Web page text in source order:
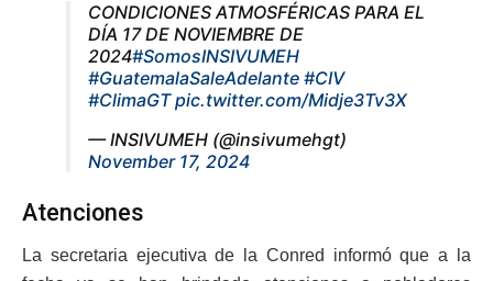
CONDICIONES ATMOSFÉRICAS PARA EL
DÍA 17 DE NOVIEMBRE DE
2024#SomosINSIVUMEH
#GuatemalaSaleAdelante #CIV
#ClimaGT pic.twitter.com/Midje3Tv3X
— INSIVUMEH (@insivumehgt)
November 17, 2024
Atenciones
La secretaria ejecutiva de la Conred informó que a la